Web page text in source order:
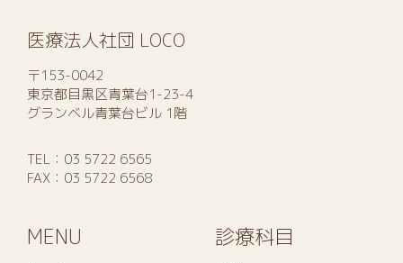
医療法人社団 LOCO
〒153-0042
東京都目黒区青葉台1-23-4
グランベル青葉台ビル 1階
TEL： 03 5722 6565
FAX：03 5722 6568
MENU 診療科目